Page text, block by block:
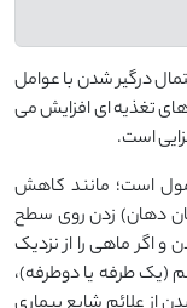
درگیر شدن با عوامل
های تغذیه ای افزایش می
است.
است؛ مانند کاهش
دهان) زدن روی سطح
اگر ماهی را از نزدیک
طرفه یا دوطرفه)،